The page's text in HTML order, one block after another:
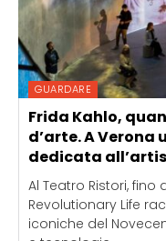
GUARDARE
Frida Kahlo,
d’arte. A Verona
dedicata
Al Teatro Ristori, fino
Revolutionary Life
iconiche del